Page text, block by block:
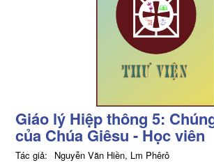
Giáo lý Hiệp thông 5:
của Chúa Giêsu - Học viên
Tác giả:
Nguyễn Văn Hiền, Lm Phêrô